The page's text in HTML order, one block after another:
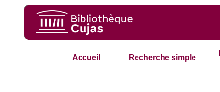
Accueil Recherche simple